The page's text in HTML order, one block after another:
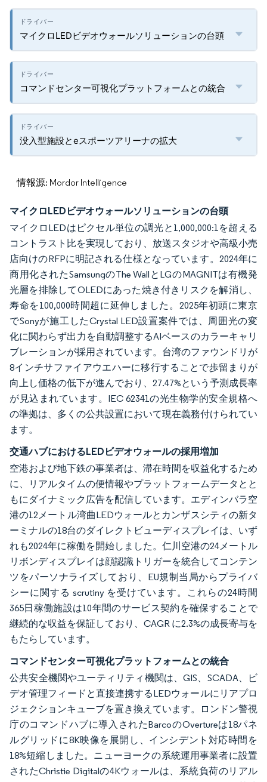
マイクロLEDビデオウォールソリューションの台頭
コマンドセンター可視化プラットフォームとの統合
没入型施設とeスポーツアリーナの拡大
情報源: Mordor Intelligence
マイクロLEDビデオウォールソリューションの台頭
マイクロLEDはピクセル単位の調光と1,000,000:1を超える
コントラスト比を実現しており、放送スタジオや高級小売
店向けのRFPに明記される仕様となっています。2024年に
商用化されたSamsungのThe WallとLGのMAGNITは有機発
光層を排除してOLEDにあった焼き付きリスクを解消し、
寿命を100,000時間超に延伸しました。2025年初頭に東京
でSonyが施工したCrystal LED設置案件では、周囲光の変
化に関わらず出力を自動調整するAIベースのカラーキャリ
ブレーションが採用されています。台湾のファウンドリが
8インチサファイアウエハーに移行することで歩留まりが
向上し価格の低下が進んでおり、27.47%という予測成長率
が見込まれています。IEC 62341の光生物学的安全規格へ
の準拠は、多くの公共設置において現在義務付けられてい
ます。
交通ハブにおけるLEDビデオウォールの採用増加
空港および地下鉄の事業者は、滞在時間を収益化するため
に、リアルタイムの便情報やプラットフォームデータとと
もにダイナミック広告を配信しています。エディンバラ空
港の12メートル湾曲LEDウォールとカンザスシティの新タ
ーミナルの18台のダイレクトビューディスプレイは、いず
れも2024年に稼働を開始しました。仁川空港の24メートル
リボンディスプレイは顔認識トリガーを統合してコンテン
ツをパーソナライズしており、EU規制当局からプライバ
シーに関する scrutiny を受けています。これらの24時間
365日稼働施設は10年間のサービス契約を確保することで
継続的な収益を保証しており、CAGR に2.3%の成長寄与を
もたらしています。
コマンドセンター可視化プラットフォームとの統合
公共安全機関やユーティリティ機関は、GIS、SCADA、ビ
デオ管理フィードと直接連携するLEDウォールにリアプロ
ジェクションキューブを置き換えています。ロンドン警視
庁のコマンドハブに導入されたBarcoのOvertureは18パネ
ルグリッドに8K映像を展開し、インシデント対応時間を
18%短縮しました。ニューヨークの系統運用事業者に設置
されたChristie Digitalの4Kウォールは、系統負荷のリアル